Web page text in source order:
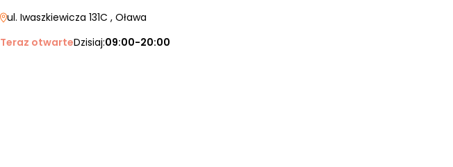
ul. Iwaszkiewicza 131C , Oława
Teraz otwarteDzisiaj:09:00-20:00